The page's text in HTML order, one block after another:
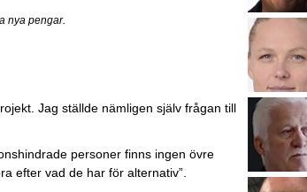
nya pengar.
Jag ställde nämligen själv frågan till
personer finns ingen övre
efter vad de har för alternativ”.